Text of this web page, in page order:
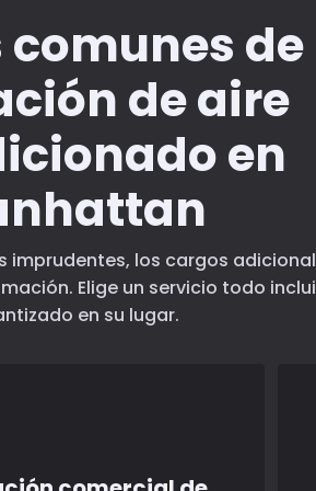
comunes de
de aire
en
imprudentes, los cargos
Elige un servicio todo
en su lugar.